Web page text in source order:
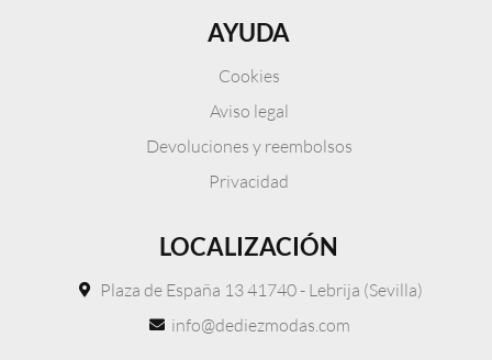
AYUDA
Cookies
Aviso legal
Devoluciones y reembolsos
Privacidad
LOCALIZACIÓN
Plaza de España 13 41740 - Lebrija (Sevilla)
info@dediezmodas.com